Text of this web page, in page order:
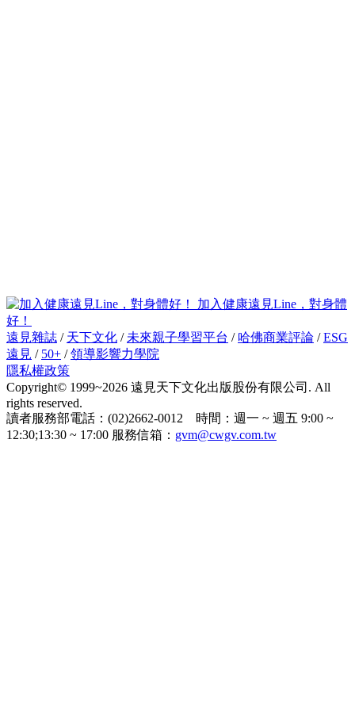
加入健康遠見Line，對身體
好！
遠見雜誌 / 天下文化 / 未來親子學習平台 / 哈佛商業評論 /ESG
遠見 / 50+ /領導影響力學院
隱私權政策
Copyright© 1999~2026 遠見天下文化出版股份有限公司. All
rights reserved.
讀者服務部電話：(02)2662-0012 時間：週一 ~ 週五 9:00 ~
12:30;13:30 ~ 17:00 服務信箱： gvm@cwgv.com.tw